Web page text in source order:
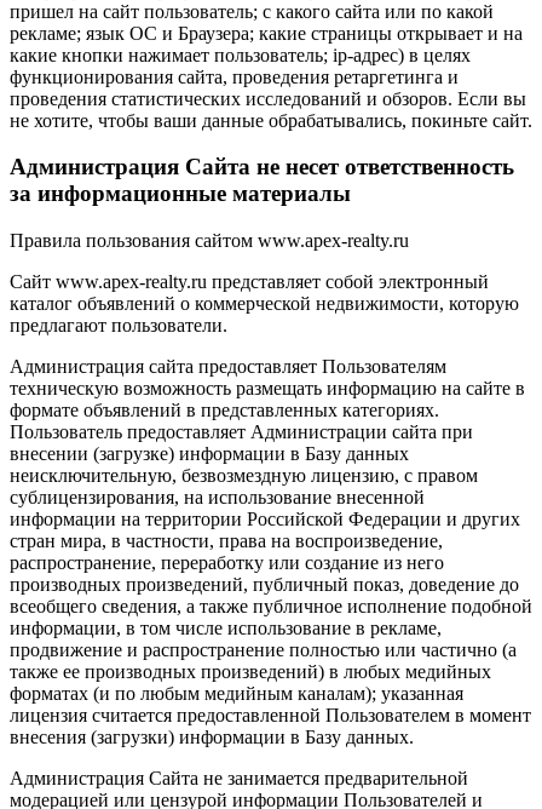
пришел на сайт пользователь; с какого сайта или по какой
рекламе; язык ОС и Браузера; какие страницы открывает и на
какие кнопки нажимает пользователь; ip-адрес) в целях
функционирования сайта, проведения ретаргетинга и
проведения статистических исследований и обзоров. Если вы
не хотите, чтобы ваши данные обрабатывались, покиньте сайт.
Администрация Сайта не несет ответственность
за информационные материалы
Правила пользования сайтом www.apex-realty.ru
Сайт www.apex-realty.ru представляет собой электронный
каталог объявлений о коммерческой недвижимости, которую
предлагают пользователи.
Администрация сайта предоставляет Пользователям
техническую возможность размещать информацию на сайте в
формате объявлений в представленных категориях.
Пользователь предоставляет Администрации сайта при
внесении (загрузке) информации в Базу данных
неисключительную, безвозмездную лицензию, с правом
сублицензирования, на использование внесенной
информации на территории Российской Федерации и других
стран мира, в частности, права на воспроизведение,
распространение, переработку или создание из него
производных произведений, публичный показ, доведение до
всеобщего сведения, а также публичное исполнение подобной
информации, в том числе использование в рекламе,
продвижение и распространение полностью или частично (а
также ее производных произведений) в любых медийных
форматах (и по любым медийным каналам); указанная
лицензия считается предоставленной Пользователем в момент
внесения (загрузки) информации в Базу данных.
Администрация Сайта не занимается предварительной
модерацией или цензурой информации Пользователей и